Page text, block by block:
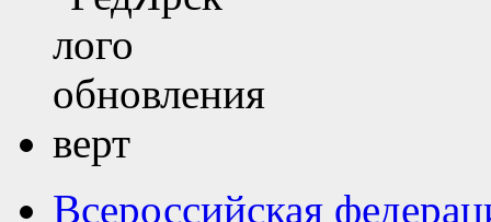
Всероссийская